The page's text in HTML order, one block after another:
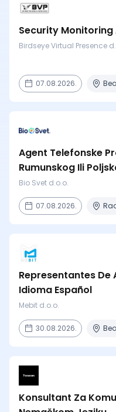
Security
Birdseye Virtual Presence
07.08.2026.
Agent Telefonske
Rumunskog Ili
Bio Svet d.o.o.
07.08.2026.
Representantes De
Idioma Español
Mebit d.o.o.
30.08.2026.
Konsultant Za